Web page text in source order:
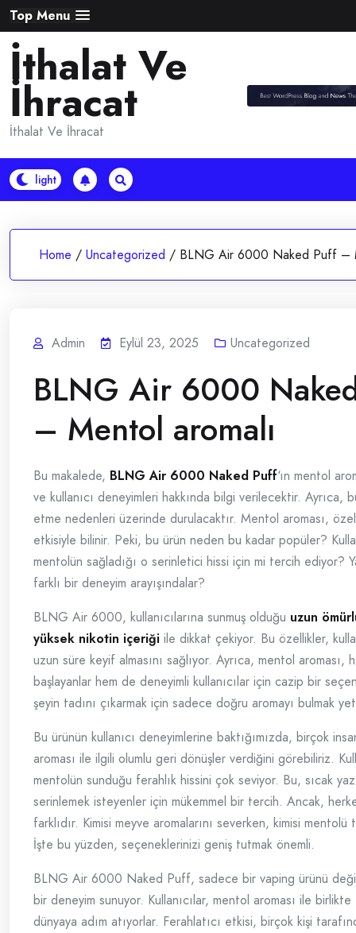
Skip
to
content
Top Menu
İthalat Ve
İhracat
İthalat Ve İhracat
Home / Uncategorized / BLNG Air 6000 Naked Puff –
Admin Eylül 23, 2025 Uncategorized
BLNG Air 6000
– Mentol aromalı
Bu makalede, BLNG Air 6000 Naked Puff‘ın mentol
ve kullanıcı deneyimleri hakkında bilgi verilecektir. Ayrıca,
etme nedenleri üzerinde durulacaktır. Mentol aroması,
etkisiyle bilinir. Peki, bu ürün neden bu kadar popüler?
mentolün sağladığı o serinletici hissi için mi tercih ediyor?
farklı bir deneyim arayışındalar?
BLNG Air 6000, kullanıcılarına sunmuş olduğu uzun
yüksek nikotin içeriği ile dikkat çekiyor. Bu özellikler,
uzun süre keyif almasını sağlıyor. Ayrıca, mentol aroması,
başlayanlar hem de deneyimli kullanıcılar için cazip bir
şeyin tadını çıkarmak için sadece doğru aromayı bulmak
Bu ürünün kullanıcı deneyimlerine baktığımızda, birçok
aroması ile ilgili olumlu geri dönüşler verdiğini görebiliriz.
mentolün sunduğu ferahlık hissini çok seviyor. Bu, sıcak
serinlemek isteyenler için mükemmel bir tercih. Ancak,
farklıdır. Kimisi meyve aromalarını severken, kimisi
İşte bu yüzden, seçeneklerinizi geniş tutmak önemli.
BLNG Air 6000 Naked Puff, sadece bir vaping ürünü
bir deneyim sunuyor. Kullanıcılar, mentol aroması ile birlikte
dünyaya adım atıyorlar. Ferahlatıcı etkisi, birçok kişi